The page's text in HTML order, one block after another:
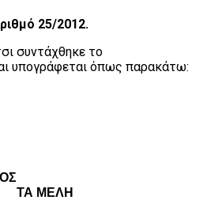
25/2012.
συντάχθηκε το
υπογράφεται όπως παρακάτω:
ΤΑ ΜΕΛΗ